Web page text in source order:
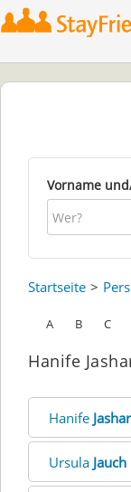
Vorname
Startseite
A B C
Hanife
Hanife
Ursula Jauch